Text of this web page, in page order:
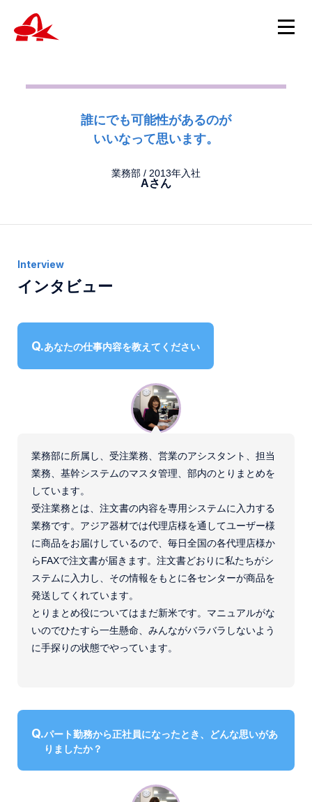
新製品
包埋カセット
微生物検査用器材
コップ
採用情報
採用TOP
〒194-0022 東京都町田市森野1-27-14
FAX：042-728-0163
© ASIAKIZAI Inc. All Rights Reserved.
誰にでも可能性があるのが
いいなって思います。
業務部 / 2013年入社
Aさん
インタビュー
あなたの仕事内容を教えてください
業務部に所属し、受注業務、営業のアシスタント、担当
業務、基幹システムのマスタ管理、部内のとりまとめを
しています。
受注業務とは、注文書の内容を専用システムに入力する
業務です。アジア器材では代理店様を通してユーザー様
に商品をお届けしているので、毎日全国の各代理店様か
らFAXで注文書が届きます。注文書どおりに私たちがシ
ステムに入力し、その情報をもとに各センターが商品を
発送してくれています。
とりまとめ役についてはまだ新米です。マニュアルがな
いのでひたすら一生懸命、みんながバラバラしないよう
に手探りの状態でやっています。
パート勤務から正社員になったとき、どんな思いがあ
りましたか？